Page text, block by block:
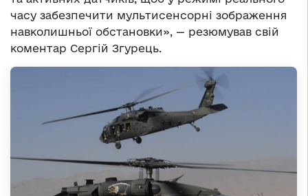
часу забезпечити мультисенсорні зображення
навколишньої обстановки», — резюмував свій
коментар Сергій Згурець.